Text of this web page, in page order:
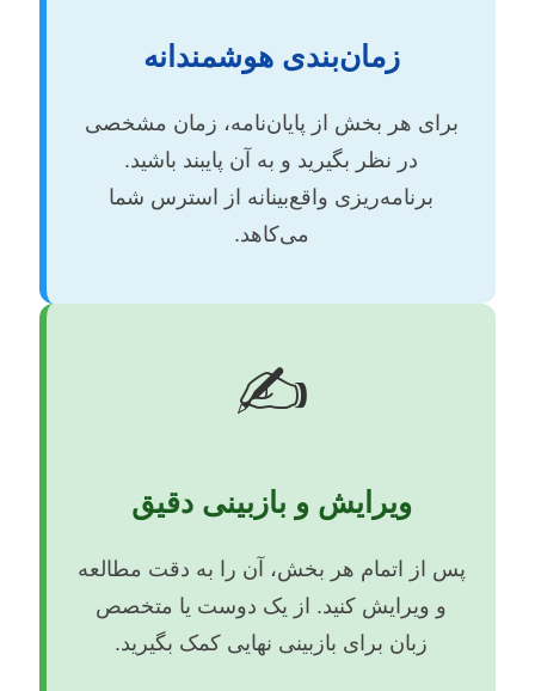
زمان‌بندی هوشمندانه
برای هر بخش از پایان‌نامه، زمان مشخصی
در نظر بگیرید و به آن پایبند باشید.
برنامه‌ریزی واقع‌بینانه از استرس شما
می‌کاهد.
✍️
ویرایش و بازبینی دقیق
پس از اتمام هر بخش، آن را به دقت مطالعه
و ویرایش کنید. از یک دوست یا متخصص
زبان برای بازبینی نهایی کمک بگیرید.